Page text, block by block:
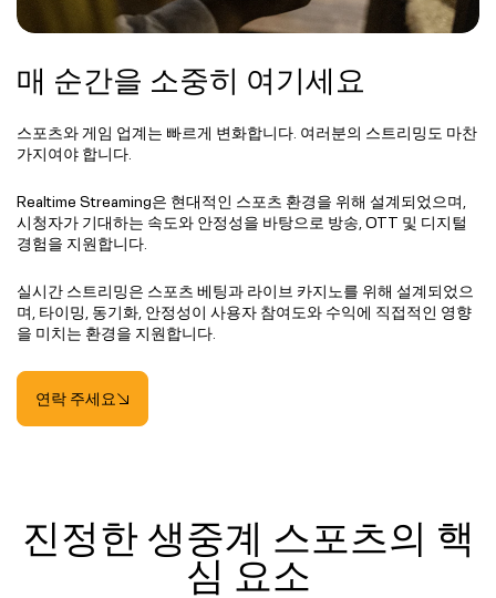
매 순간을 소중히 여기세요
스포츠와 게임 업계는 빠르게 변화합니다. 여러분의 스트리밍도 마찬
가지여야 합니다.
Realtime Streaming은 현대적인 스포츠 환경을 위해 설계되었으며,
시청자가 기대하는 속도와 안정성을 바탕으로 방송, OTT 및 디지털
경험을 지원합니다.
실시간 스트리밍은 스포츠 베팅과 라이브 카지노를 위해 설계되었으
며, 타이밍, 동기화, 안정성이 사용자 참여도와 수익에 직접적인 영향
을 미치는 환경을 지원합니다.
연락 주세요
진정한 생중계 스포츠의 핵
심 요소